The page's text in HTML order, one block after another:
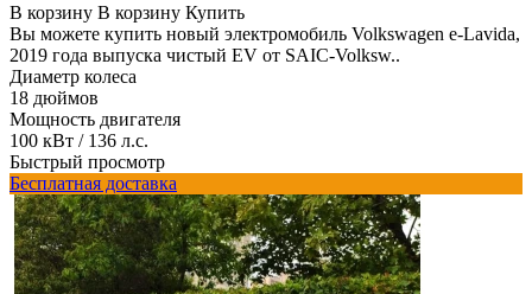
В корзину В корзину Купить
Вы можете купить новый электромобиль Volkswagen e-Lavida,
2019 года выпуска чистый EV от SAIC-Volksw..
Диаметр колеса
18 дюймов
Мощность двигателя
100 кВт / 136 л.с.
Быстрый просмотр
Бесплатная доставка